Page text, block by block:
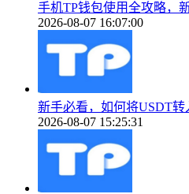
手机TP钱包使用全攻略，
2026-08-07 16:07:00
新手必看，如何将USDT
2026-08-07 15:25:31